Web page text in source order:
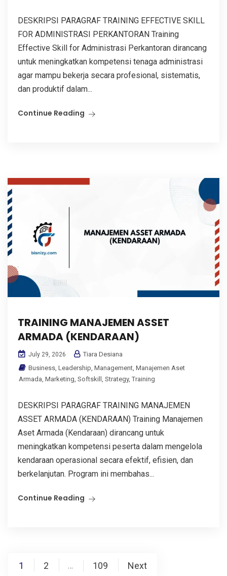
DESKRIPSI PARAGRAF TRAINING EFFECTIVE SKILL
FOR ADMINISTRASI PERKANTORAN Training
Effective Skill for Administrasi Perkantoran dirancang
untuk meningkatkan kompetensi tenaga administrasi
agar mampu bekerja secara profesional, sistematis,
dan produktif dalam...
Continue Reading
TRAINING MANAJEMEN ASSET
ARMADA (KENDARAAN)
July 29, 2026
Tiara Desiana
Business, Leadership, Management, Manajemen Aset
Armada, Marketing, Softskill , Strategy, Training
DESKRIPSI PARAGRAF TRAINING MANAJEMEN
ASSET ARMADA (KENDARAAN) Training Manajemen
Aset Armada (Kendaraan) dirancang untuk
meningkatkan kompetensi peserta dalam mengelola
kendaraan operasional secara efektif, efisien, dan
berkelanjutan. Program ini membahas...
Continue Reading
Posts
1 2 … 109 Next